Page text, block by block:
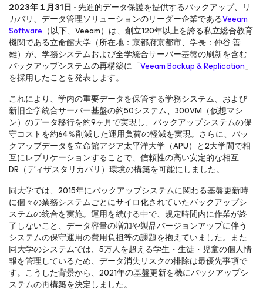
2023年１月31日 -先進的データ保護を提供するバックアップ、リ
カバリ、データ管理ソリューションのリーダー企業であるVeeam
Software （以下、Veeam）は、創立120年以上を誇る私立総合教育
機関である立命館大学（所在地：京都府京都市、学長：仲谷 善
雄）が、学務システムおよび全学統合サーバー基盤の刷新を含む
バックアップシステムの再構築に「Veeam Backup & Replication」
を採用したことを発表します。
これにより、学内の重要データを保管する学務システム、および
新旧全学統合サーバー基盤の約50システム、300VM（仮想マシ
ン）のデータ移行を約9ヶ月で実現し、バックアップシステムの保
守コストを約64％削減した運用負荷の軽減を実現。さらに、バッ
クアップデータを立命館アジア太平洋大学（APU）と2大学間で相
互にレプリケーションすることで、信頼性の高い安定的な相互
DR（ディザスタリカバリ）環境の構築を可能にしました。
同大学では、2015年にバックアップシステムに関わる基盤更新時
に個々の業務システムごとにサイロ化されていたバックアップシ
ステムの統合を実施。運用を続ける中で、規定時間内に作業が終
了しないこと、データ容量の増加や製品バージョンアップに伴う
システムの保守運用の費用負担等の課題を抱えていました。また
同大学のシステムでは、5万人を超える学生・生徒・児童の個人情
報を管理しているため、データ消失リスクの排除は最優先事項で
す。こうした背景から、2021年の基盤更新を機にバックアップシ
ステムの再構築を決定しました。